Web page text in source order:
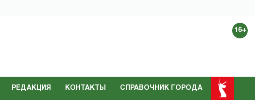
16+
РЕДАКЦИЯ КОНТАКТЫ СПРАВОЧНИК ГОРОДА